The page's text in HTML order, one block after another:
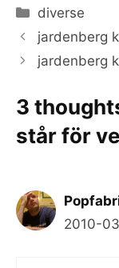
Categories
diverse
jardenberg
jardenberg
3
står för
2010-